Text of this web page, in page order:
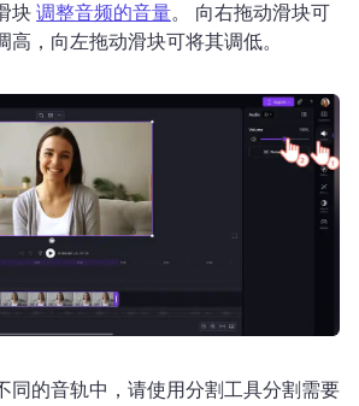
块 调整音频的音量。 向右拖动滑块可
，向左拖动滑块可将其调低。
同的音轨中，请使用分割工具分割需要